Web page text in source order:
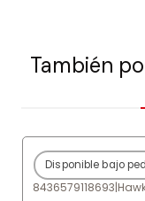
También
-80%OFF
Agotado
Disponible bajo
8436579118693|